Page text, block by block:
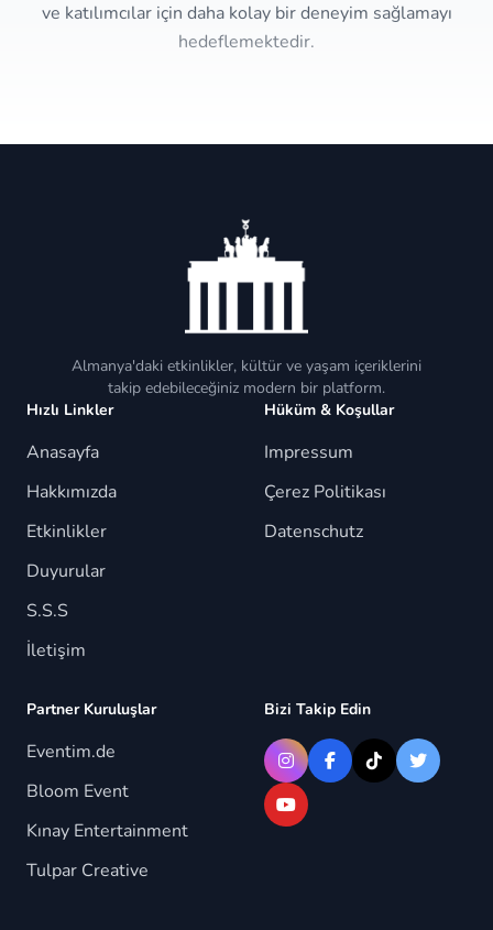
ve katılımcılar için daha kolay bir deneyim sağlamayı
hedeflemektedir.
Almanya'daki etkinlikler, kültür ve yaşam içeriklerini
takip edebileceğiniz modern bir platform.
Hızlı Linkler
Anasayfa
Hakkımızda
Etkinlikler
Duyurular
S.S.S
İletişim
Hüküm & Koşullar
Impressum
Çerez Politikası
Datenschutz
Partner Kuruluşlar
Eventim.de
Bloom Event
Kınay Entertainment
Tulpar Creative
Bizi Takip Edin